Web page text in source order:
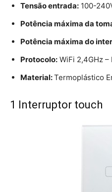
Tensão entrada: 100-
Potência máxima da
Potência máxima do
Protocolo: WiFi 2,4GHz
Material:Termoplástico
1 Interruptor touch